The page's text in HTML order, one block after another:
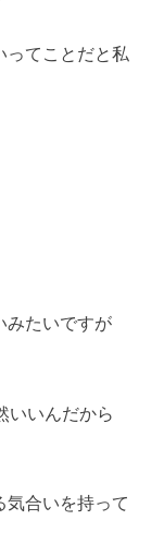
ってことだと私
みたいですが
いいんだから
気合いを持って